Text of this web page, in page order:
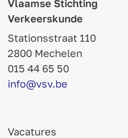
Vlaamse Stichting
Verkeerskunde
Stationsstraat 110
2800 Mechelen
015 44 65 50
info@vsv.be
Vacatures